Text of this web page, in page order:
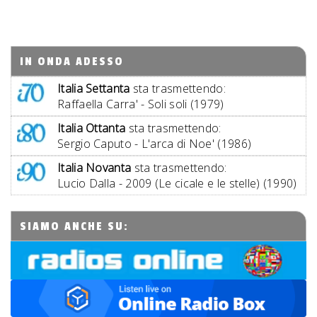
IN ONDA ADESSO
Italia Settanta sta trasmettendo:
Raffaella Carra' - Soli soli (1979)
Italia Ottanta sta trasmettendo:
Sergio Caputo - L'arca di Noe' (1986)
Italia Novanta sta trasmettendo:
Lucio Dalla - 2009 (Le cicale e le stelle) (1990)
SIAMO ANCHE SU: